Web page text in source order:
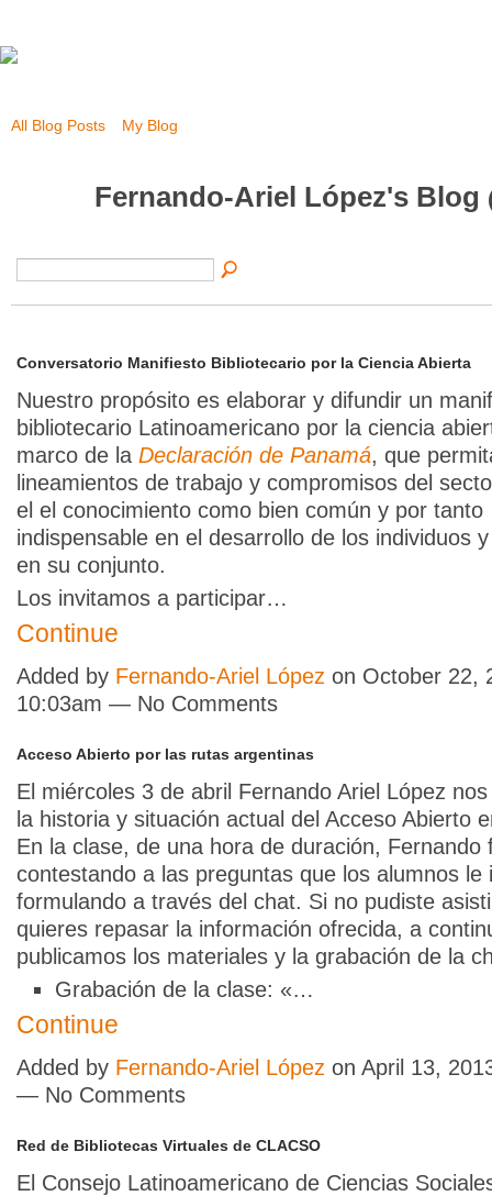
All Blog Posts My Blog
Fernando-Ariel López's Blog
Conversatorio Manifiesto Bibliotecario por la Ciencia Abierta
Nuestro propósito es elaborar y difundir un
bibliotecario Latinoamericano por la ciencia
marco de la Declaración de Panamá, que
lineamientos de trabajo y compromisos del
el el conocimiento como bien común y por tanto
indispensable en el desarrollo de los individuos
en su conjunto.
Los invitamos a participar…
Continue
Added by Fernando-Ariel López on October 22,
10:03am — No Comments
Acceso Abierto por las rutas argentinas
El miércoles 3 de abril Fernando Ariel López
la historia y situación actual del Acceso Abierto
En la clase, de una hora de duración, Fernando
contestando a las preguntas que los alumnos le
formulando a través del chat. Si no pudiste
quieres repasar la información ofrecida, a
publicamos los materiales y la grabación de la
Grabación de la clase: «…
Continue
Added by Fernando-Ariel López on April 13,
— No Comments
Red de Bibliotecas Virtuales de CLACSO
El Consejo Latinoamericano de Ciencias